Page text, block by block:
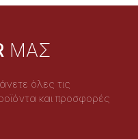
ΜΑΣ
όλες τις
και προσφορές